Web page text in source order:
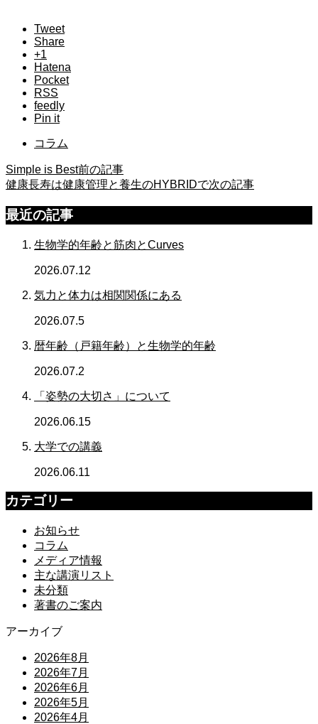
Tweet
Share
+1
Hatena
Pocket
RSS
feedly
Pin it
コラム
Simple is Best前の記事
健康長寿は健康管理と養生のHYBRIDで次の記事
最近の記事
生物学的年齢と筋肉とCurves
2026.07.12
気力と体力は相関関係にある
2026.07.5
暦年齢（戸籍年齢）と生物学的年齢
2026.07.2
「姿勢の大切さ」について
2026.06.15
大学での講義
2026.06.11
カテゴリー
お知らせ
コラム
メディア情報
主な講演リスト
未分類
著書のご案内
アーカイブ
2026年8月
2026年7月
2026年6月
2026年5月
2026年4月